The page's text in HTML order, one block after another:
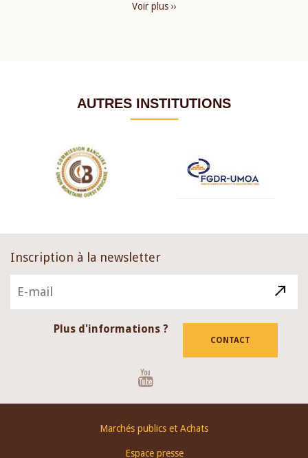
Voir plus ››
AUTRES INSTITUTIONS
Inscription à la newsletter
Plus d'informations ?
CONTACT
Marchés publics et Achats
Espace presse